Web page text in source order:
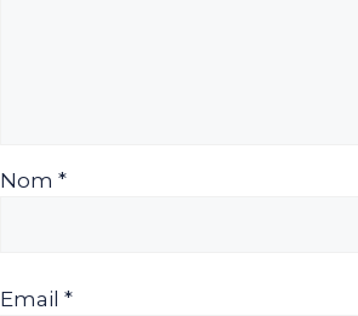
Nom *
Email *